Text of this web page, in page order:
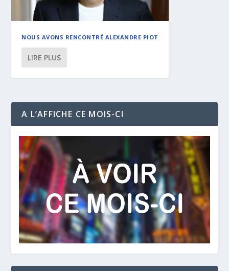
NOUS AVONS RENCONTRÉ ALEXANDRE PIOT
LIRE PLUS
A L’AFFICHE CE MOIS-CI